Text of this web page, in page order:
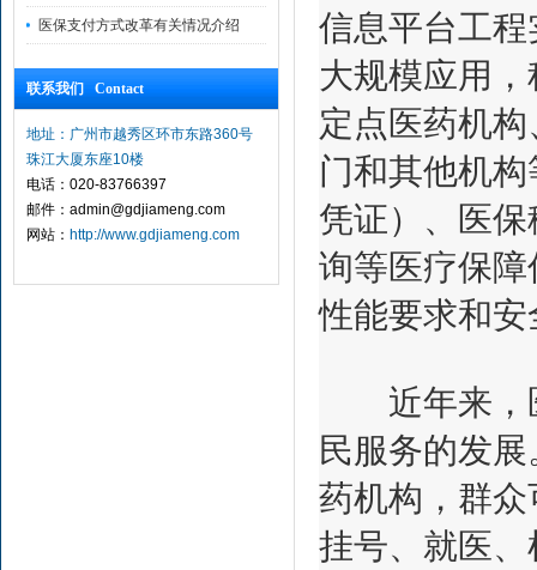
医保支付方式改革有关情况介绍
联系我们 Contact
地址：广州市越秀区环市东路360号
珠江大厦东座10楼
电话：020-83766397
邮件：admin@gdjiameng.com
网站： http://www.gdjiameng.com
信息平台工
大规模应用
定点医药机
门和其他机
凭证）、医
询等医疗保
性能要求和
近年来，医
民服务的发
药机构，群
挂号、就医